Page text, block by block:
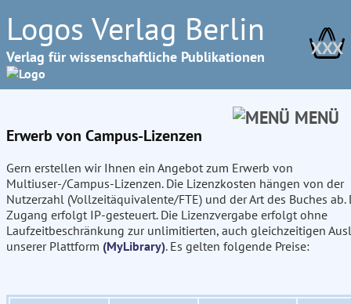
Logos Verlag Berlin
Verlag für wissenschaftliche Publikationen XXX
MENÜ
Erwerb von Campus-Lizenzen
Gern erstellen wir Ihnen ein Angebot zum Erwerb von
Multiuser-/Campus-Lizenzen. Die Lizenzkosten hängen von der
Nutzerzahl (Vollzeitäquivalente/FTE) und der Art des Buches ab.
Zugang erfolgt IP-gesteuert. Die Lizenzvergabe erfolgt ohne
Laufzeitbeschränkung zur unlimitierten, auch gleichzeitigen
unserer Plattform (MyLibrary). Es gelten folgende Preise: